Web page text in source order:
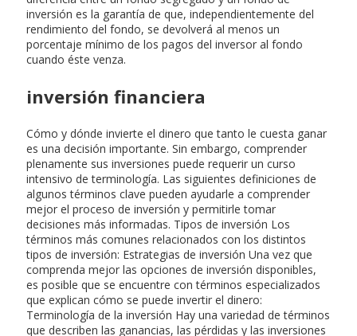
inversión es la garantía de que, independientemente del
rendimiento del fondo, se devolverá al menos un
porcentaje mínimo de los pagos del inversor al fondo
cuando éste venza.
inversión financiera
Cómo y dónde invierte el dinero que tanto le cuesta ganar
es una decisión importante. Sin embargo, comprender
plenamente sus inversiones puede requerir un curso
intensivo de terminología. Las siguientes definiciones de
algunos términos clave pueden ayudarle a comprender
mejor el proceso de inversión y permitirle tomar
decisiones más informadas. Tipos de inversión Los
términos más comunes relacionados con los distintos
tipos de inversión: Estrategias de inversión Una vez que
comprenda mejor las opciones de inversión disponibles,
es posible que se encuentre con términos especializados
que explican cómo se puede invertir el dinero:
Terminología de la inversión Hay una variedad de términos
que describen las ganancias, las pérdidas y las inversiones